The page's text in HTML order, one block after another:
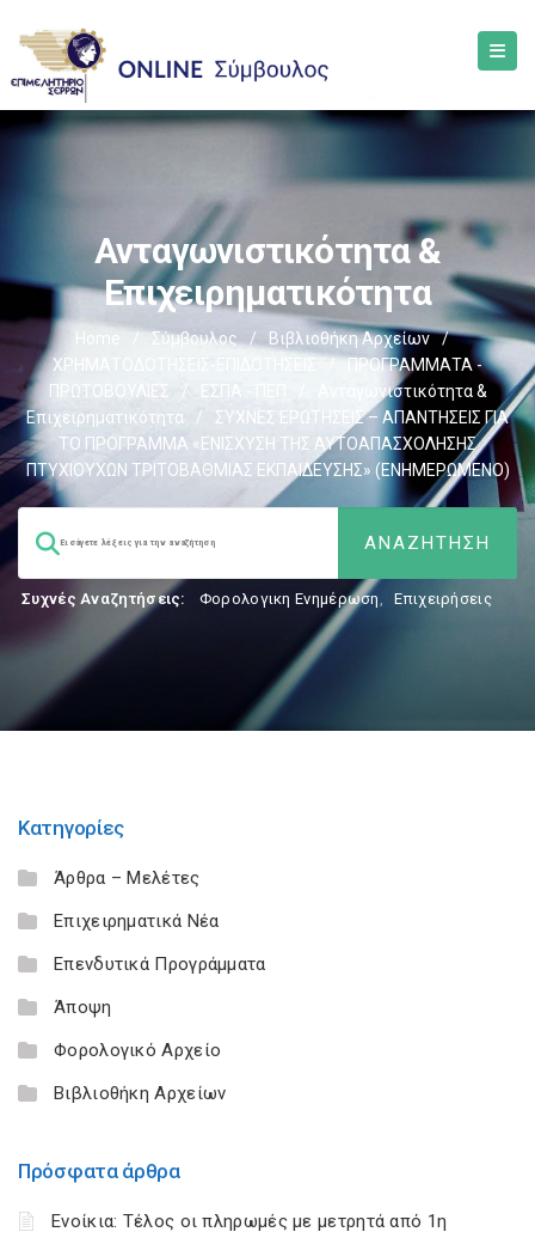
Ανταγωνιστικότητα &
Επιχειρηματικότητα
/ Σύμβουλος / Βιβλιοθήκη Αρχείων
/
ΧΡΗΜΑΤΟΔΟΤΗΣΕΙΣ-ΕΠΙΔΟΤΗΣΕΙΣ
ΠΡΟΓΡΑΜΜΑΤΑ -
ΠΡΩΤΟΒΟΥΛΙΕΣ
/ ΕΣΠΑ - ΠΕΠ
Ανταγωνιστικότητα &
Επιχειρηματικότητα
/
ΣΥΧΝΕΣ ΕΡΩΤΗΣΕΙΣ – ΑΠΑΝΤΗΣΕΙΣ ΓΙΑ
ΤΟ ΠΡΟΓΡΑΜΜΑ «ΕΝΙΣΧΥΣΗ ΤΗΣ ΑΥΤΟΑΠΑΣΧΟΛΗΣΗΣ
ΠΤΥΧΙΟΥΧΩΝ ΤΡΙΤΟΒΑΘΜΙΑΣ ΕΚΠΑΙΔΕΥΣΗΣ» (ΕΝΗΜΕΡΩΜΕΝΟ)
Συχνές Αναζητήσεις: Φορολογικη Ενημέρωση, Επιχειρήσεις
Κατηγορίες
Άρθρα – Μελέτες
Επιχειρηματικά Νέα
Επενδυτικά Προγράμματα
Άποψη
Φορολογικό Αρχείο
Βιβλιοθήκη Αρχείων
Πρόσφατα άρθρα
Ενοίκια: Τέλος οι πληρωμές με μετρητά από 1η